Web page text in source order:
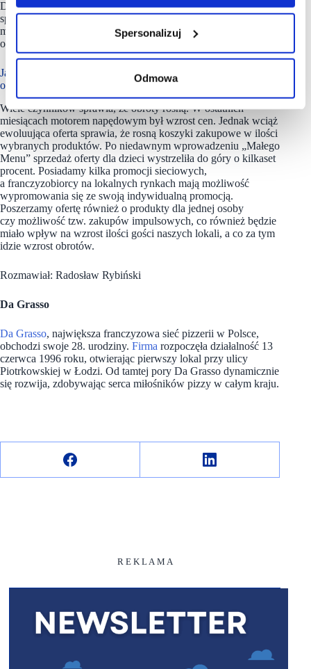
Spersonalizuj
Odmowa
Do większych powierzchni w odpowiedniej lokalizacji
sprawdzić mogą się powiększone kąciki dla dzieci lub wręcz
mini sale zabaw, które przyciągają rodziny na dłuższe
odwiedziny.
Jak wyglądają obroty Waszych restauracji? Mam na myśli
ogólny trend na przestrzeni ostatnich kilku lat.
Wiele czynników sprawia, że obroty rosną. W ostatnich
miesiącach motorem napędowym był wzrost cen. Jednak wciąż
ewoluująca oferta sprawia, że rosną koszyki zakupowe w ilości
wybranych produktów. Po niedawnym wprowadzeniu „Małego
Menu” sprzedaż oferty dla dzieci wystrzeliła do góry o kilkaset
procent. Posiadamy kilka promocji sieciowych,
a franczyzobiorcy na lokalnych rynkach mają możliwość
wypromowania się ze swoją indywidualną promocją.
Poszerzamy ofertę również o produkty dla jednej osoby
czy możliwość tzw. zakupów impulsowych, co również będzie
miało wpływ na wzrost ilości gości naszych lokali, a co za tym
idzie wzrost obrotów.
Rozmawiał: Radosław Rybiński
Da Grasso
Da Grasso, największa franczyzowa sieć pizzerii w Polsce,
obchodzi swoje 28. urodziny. Firma rozpoczęła działalność 13
czerwca 1996 roku, otwierając pierwszy lokal przy ulicy
Piotrkowskiej w Łodzi. Od tamtej pory Da Grasso dynamicznie
się rozwija, zdobywając serca miłośników pizzy w całym kraju.
R E K L A M A